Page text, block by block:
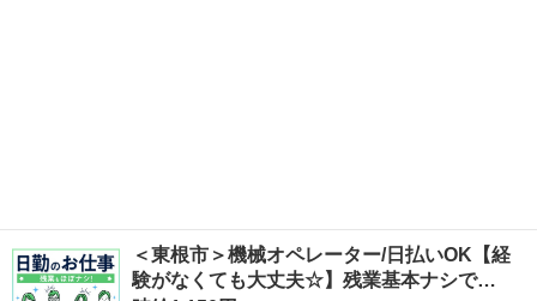
＜東根市＞機械オペレーター/日払いOK【経
験がなくても大丈夫☆】残業基本ナシで…